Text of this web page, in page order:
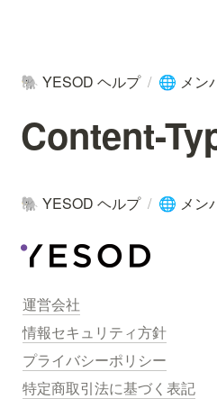
🐘 YESOD ヘルプ / 🌐 メン
Content-
🐘 YESOD ヘルプ / 🌐 メン
運営会社
情報セキュリティ方針
プライバシーポリシー
特定商取引法に基づく表記